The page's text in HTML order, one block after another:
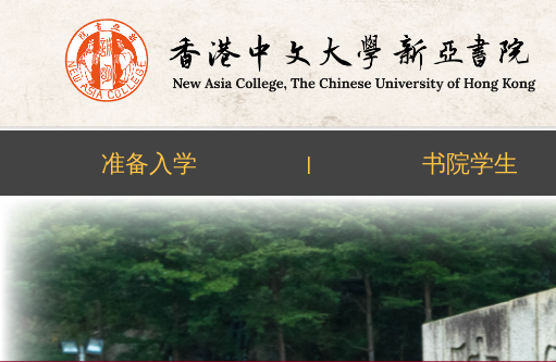
Skip
content
准备入学 | 书院学生